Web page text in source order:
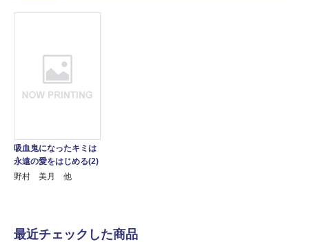
吸血鬼になったキミは
永遠の愛をはじめる(2)
野村 美月 他
最近チェックした商品